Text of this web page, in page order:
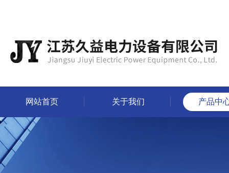
网站首页 关于我们 产品中